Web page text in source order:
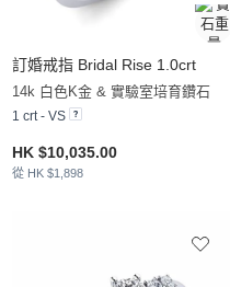
訂婚戒指 Bridal Rise 1.0crt
14k 白色K金 & 實驗室培育鑽石
1 crt - VS
HK $10,035.00
從 HK $1,898